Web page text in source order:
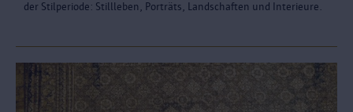
der Stilperiode: Stillleben, Porträts, Landschaften und Interieure.